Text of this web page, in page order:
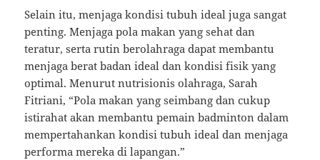
Selain itu, menjaga kondisi tubuh ideal juga sangat
penting. Menjaga pola makan yang sehat dan
teratur, serta rutin berolahraga dapat membantu
menjaga berat badan ideal dan kondisi fisik yang
optimal. Menurut nutrisionis olahraga, Sarah
Fitriani, “Pola makan yang seimbang dan cukup
istirahat akan membantu pemain badminton dalam
mempertahankan kondisi tubuh ideal dan menjaga
performa mereka di lapangan.”